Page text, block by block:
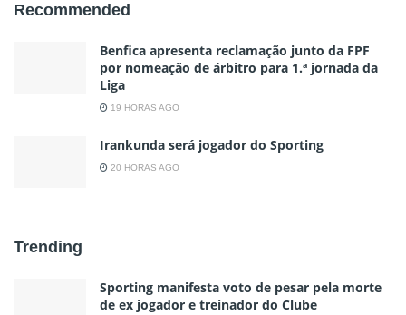
Recommended
Benfica apresenta reclamação junto da FPF
por nomeação de árbitro para 1.ª jornada da
Liga
19 HORAS AGO
Irankunda será jogador do Sporting
20 HORAS AGO
Trending
Sporting manifesta voto de pesar pela morte
de ex jogador e treinador do Clube